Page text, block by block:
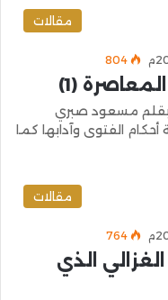
مقالات
804
(1)
الإفتاء في النوازل المعاصرة (1) بقلم مسعود صبري
الفتوى وآدابها كما
مقالات
764
الذي